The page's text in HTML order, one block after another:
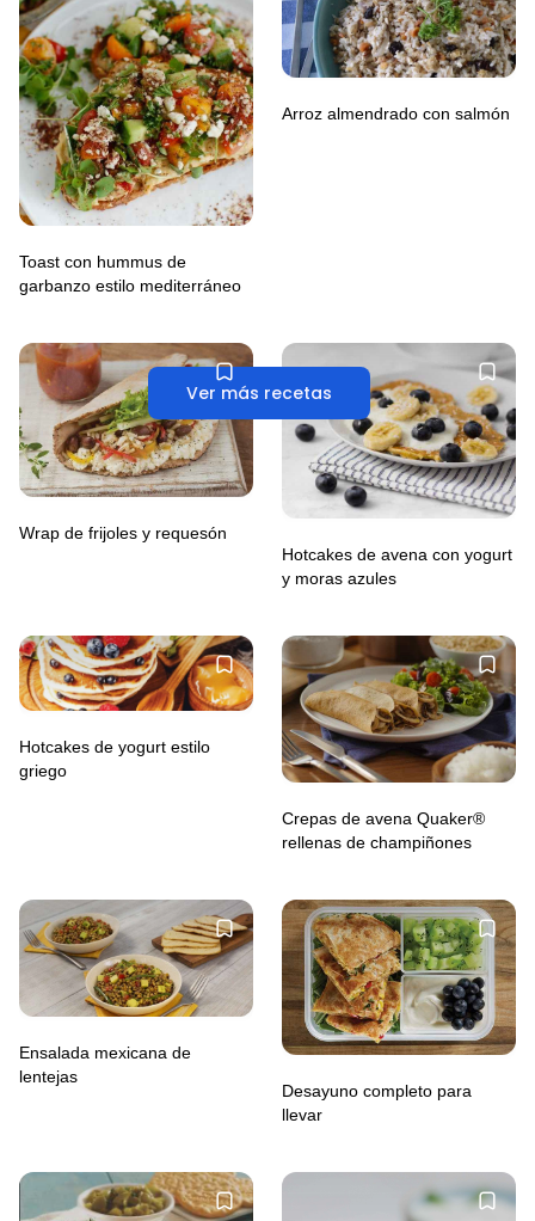
Ver más recetas
Toast con hummus de
garbanzo estilo mediterráneo
Arroz almendrado con salmón
Wrap de frijoles y requesón
Hotcakes de avena con yogurt
y moras azules
Hotcakes de yogurt estilo
griego
Crepas de avena Quaker®
rellenas de champiñones
Ensalada mexicana de
lentejas
Desayuno completo para
llevar